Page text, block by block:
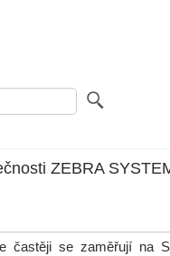
ZEBRA
častěji se zaměřují na